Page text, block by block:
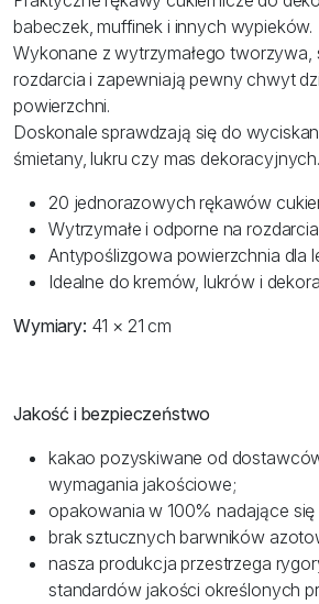
babeczek, muffinek i innych wypieków.
Wykonane z wytrzymałego tworzywa,
rozdarcia i zapewniają pewny chwyt
powierzchni.
Doskonale sprawdzają się do
śmietany, lukru czy mas dekoracyjnych.
20 jednorazowych rękawów
Wytrzymałe i odporne na rozdarcia
Antypoślizgowa powierzchnia dla
Idealne do kremów, lukrów i
Wymiary: 41 × 21 cm
Jakość i bezpieczeństwo
kakao pozyskiwane od
wymagania jakościowe;
opakowania w 100% nadające
brak sztucznych barwników
nasza produkcja przestrzega
standardów jakości określonych